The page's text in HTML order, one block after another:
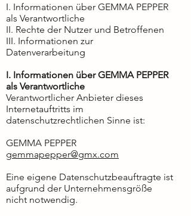
I. Informationen über GEMMA PEPPER
als Verantwortliche
II. Rechte der Nutzer und Betroffenen
III. Informationen zur
Datenverarbeitung
I. Informationen über GEMMA PEPPER
als Verantwortliche
Verantwortlicher Anbieter dieses
Internetauftritts im
datenschutzrechtlichen Sinne ist:
GEMMA PEPPER​
gemmapepper@gmx.com
Eine eigene Datenschutzbeauftragte ist
aufgrund der Unternehmensgröße
nicht notwendig.